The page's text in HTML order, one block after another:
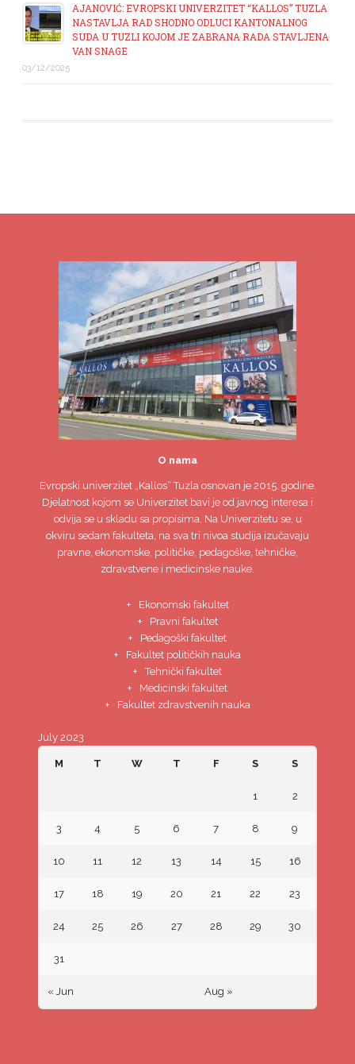
AJANOVIĆ: EVROPSKI UNIVERZITET “KALLOS” TUZLA
NASTAVLJA RAD SHODNO ODLUCI KANTONALNOG
SUDA U TUZLI KOJOM JE ZABRANA RADA STAVLJENA
VAN SNAGE
03/12/2025
O nama
Evropski univerzitet„Kallos“ Tuzla osnovan je 2015. godine.
Djelatnost kojom se Univerzitet bavi je od javnog interesa i
odvija se u skladu sa propisima. Na Univerzitetu se, u
okviru sedam fakulteta, na sva tri nivoa studija izučavaju
pravne, ekonomske, političke, pedagoške, tehničke,
zdravstvene i medicinske nauke.
Ekonomski fakultet
Pravni fakultet
Pedagoški fakultet
Fakultet političkih nauka
Tehnički fakultet
Medicinski fakultet
Fakultet zdravstvenih nauka
July 2023
M T W T F S S
« Jun Aug »
1 2
3 4 5 6 7 8 9
10 11 12 13 14 15 16
17 18 19 20 21 22 23
24 25 26 27 28 29 30
31